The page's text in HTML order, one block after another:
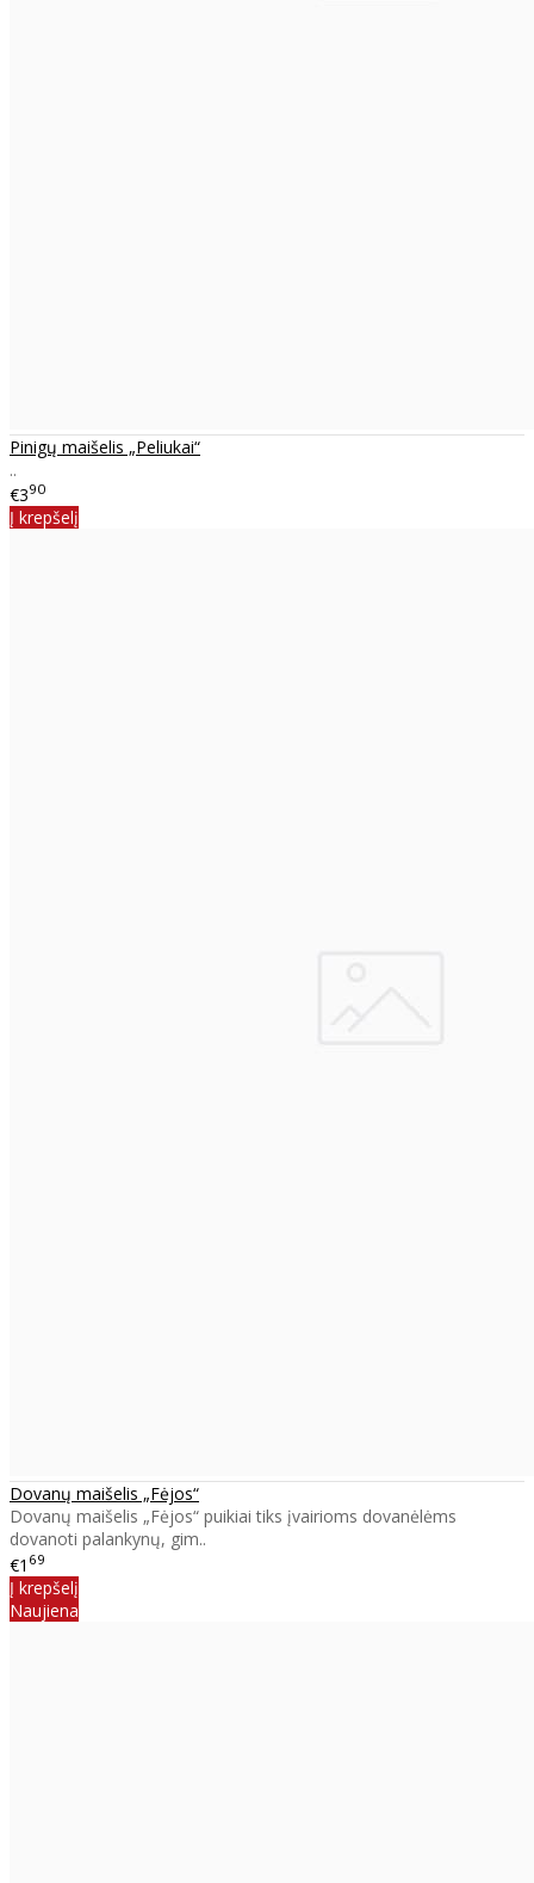
Pinigų maišelis „Peliukai“
..
€390
Į krepšelį
Dovanų maišelis „Fėjos“
Dovanų maišelis „Fėjos“ puikiai tiks įvairioms dovanėlėms
dovanoti palankynų, gim..
€1 69
Į krepšelį
Naujiena